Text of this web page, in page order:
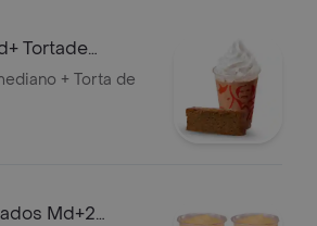
Tortade
+ Torta de
Md+2